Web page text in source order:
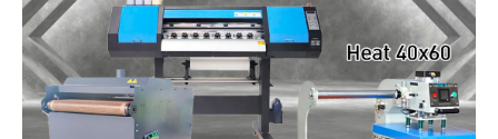
เครื่องพิมพ์ลายเสื้อ Mimaki TS100+1600
จับคู่ เครื่องรีดโรล 130 cm.
เครื่องปริ้นเสื้อ Mimaki TS100+1600 จับคู่
เครื่องรีดโรล 170 cm.